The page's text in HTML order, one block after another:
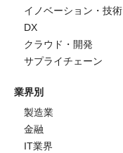
イノベーション・技術
DX
クラウド・開発
サプライチェーン
業界別
製造業
金融
IT業界